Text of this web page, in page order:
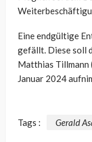
Eine endgültige
gefällt. Diese soll
Matthias Tillmann
Januar 2024
Tags : Gerald